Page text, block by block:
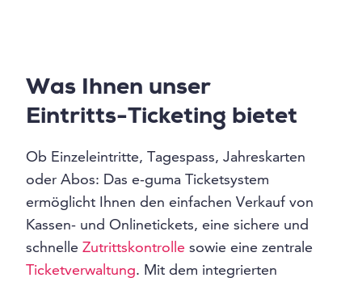
Was Ihnen unser
Eintritts-Ticketing bietet
Ob Einzeleintritte, Tagespass, Jahreskarten
oder Abos: Das e-guma Ticketsystem
ermöglicht Ihnen den einfachen Verkauf von
Kassen- und Onlinetickets, eine sichere und
schnelle Zutrittskontrolle sowie eine zentrale
Ticketverwaltung. Mit dem integrierten